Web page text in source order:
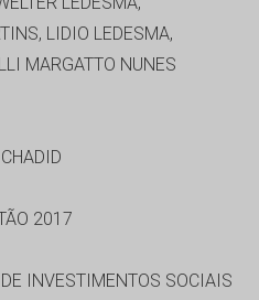
LIDIO LEDESMA,
MARGATTO NUNES
2017
INVESTIMENTOS SOCIAIS